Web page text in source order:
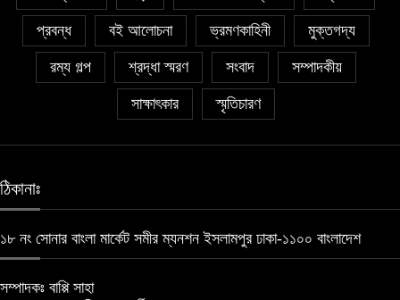
সাকিব রাজু’র কবিতা || বিশ্বকাপের উন্মাদনা
৯
৫ জুলাই কবি, সংগঠক ও সম্পাদক বাপ্পি সাহা’র
প্রবন্ধ বই আলোচনা ভ্রমণকাহিনী মুক্তগদ্য
রম্য গল্প শ্রদ্ধা স্মরণ সংবাদ সম্পাদকীয়
সাক্ষাৎকার স্মৃতিচারণ
ঠিকানাঃ
১৮ নং সোনার বাংলা মার্কেট সমীর ম্যনশন ইসলামপুর ঢাকা-১১০০ বাংলাদেশ
সম্পাদকঃ বাপ্পি সাহা